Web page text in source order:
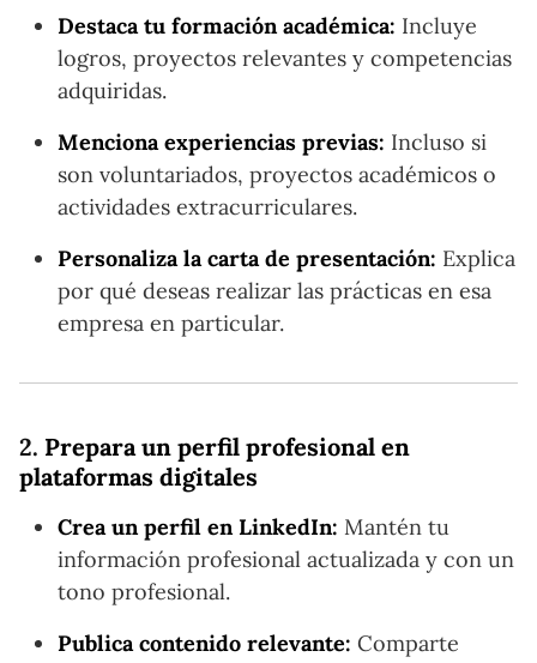
Destaca tu formación académica: Incluye
logros, proyectos relevantes y competencias
adquiridas.
Menciona experiencias previas: Incluso si
son voluntariados, proyectos académicos o
actividades extracurriculares.
Personaliza la carta de presentación: Explica
por qué deseas realizar las prácticas en esa
empresa en particular.
2. Prepara un perfil profesional en
plataformas digitales
Crea un perfil en LinkedIn: Mantén tu
información profesional actualizada y con un
tono profesional.
Publica contenido relevante: Comparte